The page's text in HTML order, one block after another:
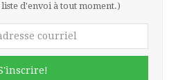
d'envoi à tout moment.)